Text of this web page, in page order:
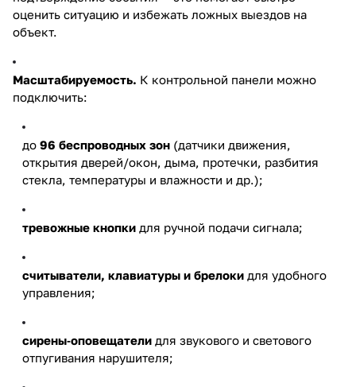
оценить ситуацию и избежать ложных выездов на
объект.
Масштабируемость. К контрольной панели можно
подключить:
до 96 беспроводных зон (датчики движения,
открытия дверей/окон, дыма, протечки, разбития
стекла, температуры и влажности и др.);
тревожные кнопки для ручной подачи сигнала;
считыватели, клавиатуры и брелоки для удобного
управления;
сирены‑оповещатели для звукового и светового
отпугивания нарушителя;